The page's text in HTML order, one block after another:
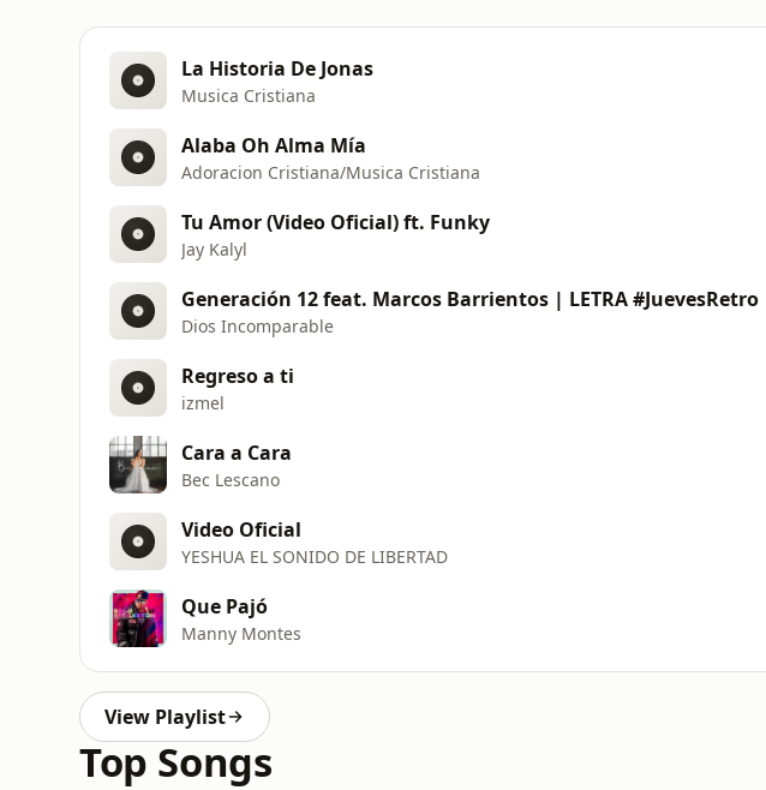
La Historia De Jonas
Musica Cristiana
Alaba Oh Alma Mía
Adoracion Cristiana/Musica Cristiana
Tu Amor (Video Oficial) ft. Funky
Jay Kalyl
Generación 12 feat. Marcos Barrientos | LETRA #JuevesRetro
Dios Incomparable
Regreso a ti
izmel
Cara a Cara
Bec Lescano
Video Oficial
YESHUA EL SONIDO DE LIBERTAD
Que Pajó
Manny Montes
View Playlist
Top Songs